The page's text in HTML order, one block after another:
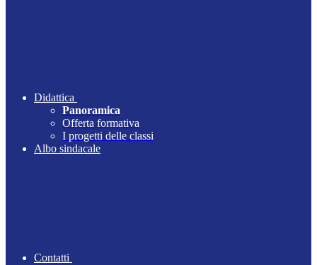
Didattica
Panoramica
Offerta formativa
I progetti delle classi
Albo sindacale
Contatti